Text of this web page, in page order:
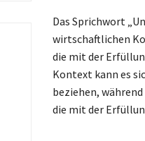
Das Sprichwort
wirtschaftlichen
die mit der
Kontext kann es
beziehen,
die mit der